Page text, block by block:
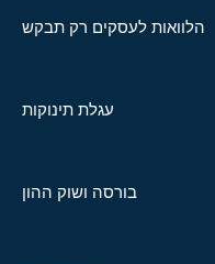
הלוואות לעסקים רק תבקש
עגלת תינוקות
בורסה ושוק ההון